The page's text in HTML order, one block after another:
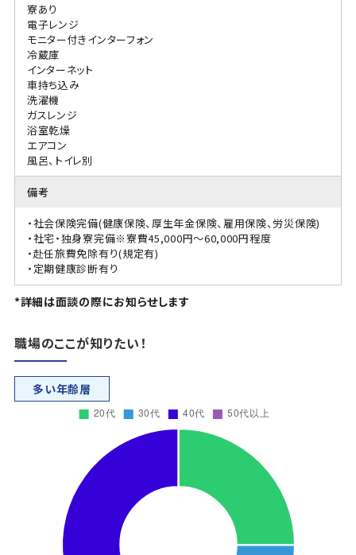
寮あり
電子レンジ
モニター付きインターフォン
冷蔵庫
インターネット
車持ち込み
洗濯機
ガスレンジ
浴室乾燥
エアコン
風呂、トイレ別
備考
・社会保険完備(健康保険、厚生年金保険、雇用保険、労災保険)
・社宅・独身寮完備※寮費45,000円～60,000円程度
・赴任旅費免除有り(規定有)
・定期健康診断有り
*詳細は面談の際にお知らせします
職場のここが知りたい！
多い年齢層